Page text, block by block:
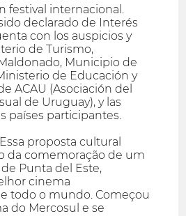
festival internacional.
declarado de Interés
con los auspicios y
de Turismo,
Municipio de
de Educación y
ACAU (Asociación del
de Uruguay), y las
países participantes.
proposta cultural
da comemoração de um
Punta del Este,
cinema
todo o mundo. Começou
do Mercosul e se